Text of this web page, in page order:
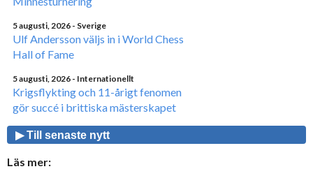
5 augusti, 2026 - Sverige
Ulf Andersson väljs in i World Chess
Hall of Fame
5 augusti, 2026 - Internationellt
Krigsflykting och 11-årigt fenomen
gör succé i brittiska mästerskapet
▶ Till senaste nytt
Läs mer: